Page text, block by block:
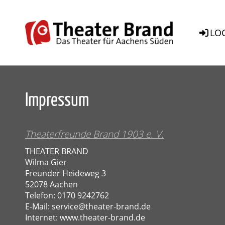
Impressum
Theaterfreunde Brand 1903 e. V.
THEATER BRAND
Wilma Gier
Freunder Heideweg 3
52078 Aachen
Telefon: 0170 9242762
E-Mail: service@theater-brand.de
Internet: www.theater-brand.de